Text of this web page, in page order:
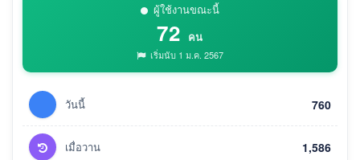
ผู้ใช้งานขณะนี้
72 คน
เริ่มนับ 1 ม.ค. 2567
วันนี้ 760
เมื่อวาน 1,586